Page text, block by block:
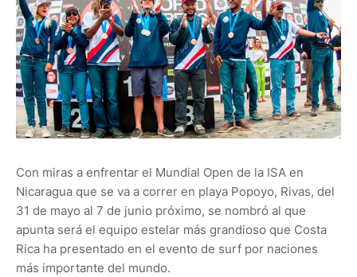
Con miras a enfrentar el Mundial Open de la ISA en
Nicaragua que se va a correr en playa Popoyo, Rivas, del
31 de mayo al 7 de junio próximo, se nombró al que
apunta será el equipo estelar más grandioso que Costa
Rica ha presentado en el evento de surf por naciones
más importante del mundo.